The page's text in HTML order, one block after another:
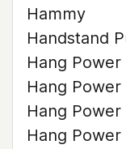
Hammy
Handstand
Hang Power
Hang Power
Hang Power
Hang Power